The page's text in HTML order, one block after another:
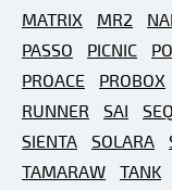
MATRIX
MR2
PASSO
PICNIC
PROACE
PROBOX
RUNNER
SAI
SIENTA
SOLARA
TAMARAW
TANK